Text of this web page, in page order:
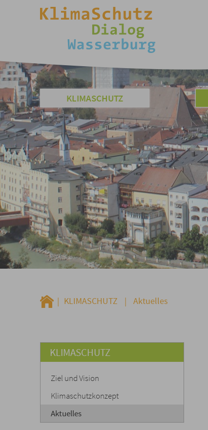
KLIMASCHUTZ
| KLIMASCHUTZ | Aktuelles
KLIMASCHUTZ
Ziel und Vision
Klimaschutzkonzept
Aktuelles